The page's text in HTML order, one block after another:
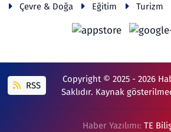
Çevre & Doğa
Eğitim Turizm
RSS
Copyright © 2025 - 2026
Saklıdır. Kaynak
Haber Yazılımı: TE